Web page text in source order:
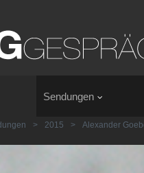
Sendungen
> 2015 > Alexander